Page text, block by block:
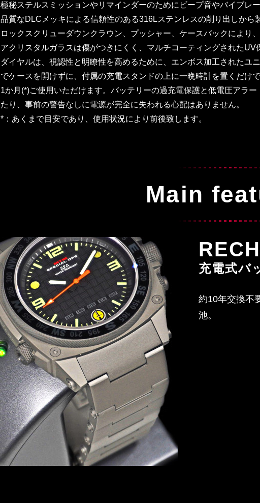
極秘ステルスミッションやリマインダーのためにビープ音やバイブレ
品質なDLCメッキによる信頼性のある316Lステンレスの削り出しから
ロックスクリューダウンクラウン、プッシャー、ケースバックにより
アクリスタルガラスは傷がつきにくく、マルチコーティングされたUV
ダイヤルは、視認性と明瞭性を高めるために、エンボス加工されたユ
でケースを開けずに、付属の充電スタンドの上に一晩時計を置くだけ
1か月(*)ご使用いただけます。バッテリーの過充電保護と低電圧アラ
たり、事前の警告なしに電源が完全に失われる心配はありません。
*：あくまで目安であり、使用状況により前後致します。
Main
充電式バ
約10年交換不
池。